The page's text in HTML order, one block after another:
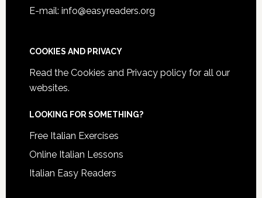
E-mail: info@easyreaders.org
COOKIES AND PRIVACY
Read the Cookies and Privacy policyfor all our
websites.
LOOKING FOR SOMETHING?
Free Italian Exercises
Online Italian Lessons
Italian Easy Readers